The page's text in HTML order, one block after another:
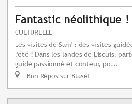
Fantastic néolithique !
CULTURELLE
Les visites de Sam' : des visites
l'été ! Dans les landes de Liscuis,
guide passionné et conteur, po...
Bon Repos sur Blavet